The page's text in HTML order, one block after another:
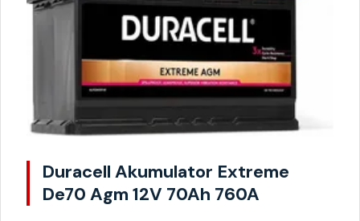
Duracell Akumulator Extreme
De70 Agm 12V 70Ah 760A